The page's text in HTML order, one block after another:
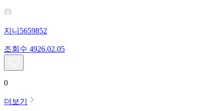
지니5659852
조회수 4926.02.05
0
더보기